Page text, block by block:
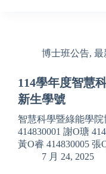
博士班公告, 最
114學年度智慧
新生學號
智慧科學暨綠能學
414830001 謝O瑭
黃O睿 414830005 張
7 月 24, 2025